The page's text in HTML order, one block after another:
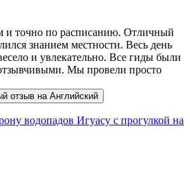
и точно по расписанию. Отличный
знанием местности. Весь день
и увлекательно. Все гиды были
Мы провели просто
отзыв на Английский
водопадов Игуасу с прогулкой на